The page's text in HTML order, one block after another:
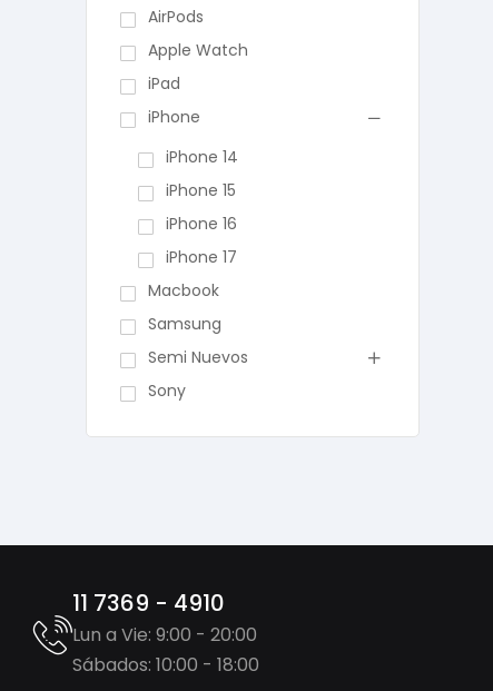
AirPods
Apple Watch
iPad
iPhone
iPhone 14
iPhone 15
iPhone 16
iPhone 17
Macbook
Samsung
Semi Nuevos
Sony
11 7369 - 4910
Lun a Vie: 9:00 - 20:00
Sábados: 10:00 - 18:00